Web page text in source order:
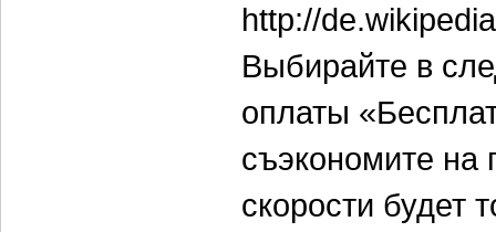
http://
Выбирайте в
оплаты
съэкономите на
скорости будет